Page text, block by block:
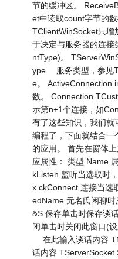
节的缓冲区。
et中读取count字节的
TClientWinSocket只增
于决定与服务器的连
ntType)。
ype 服务类型，参见
e。 ActiveConnection
数。 Connection
示第n+1个连接，如
有了这些知识，我们就
编程了，下面就结合一
的应用。 首先在窗体
应属性： 类型 Name
kListen 监听当选取时
x ckConnect 连接当选
edName 无名氏闲聊
&S 保存单击时保存谈
闭单击时关闭此窗口(
在此输入谈话内容
话内容